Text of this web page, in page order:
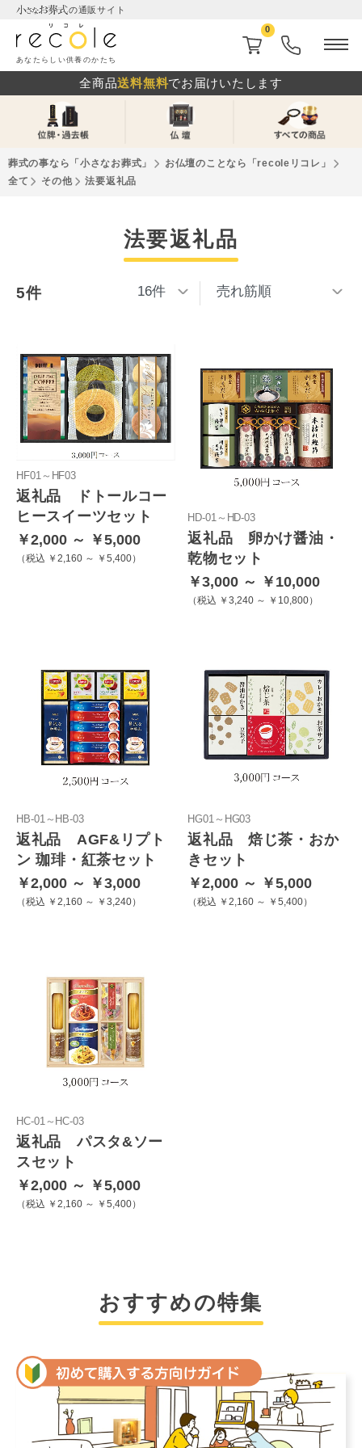
の通販サイト
あなたらしい供養のかたち
0
全商品送料無料でお届けいたします
葬式の事なら「⼩さなお葬式」
お仏壇のことなら「recoleリコレ」
全て
その他 法要返礼品
法要返礼品
5件
HF01～HF03
返礼品 ドトールコー
ヒースイーツセット
￥2,000 ～ ￥5,000
税込 ￥2,160 ～ ￥5,400
HD-01～HD-03
返礼品 卵かけ醤油・
乾物セット
￥3,000 ～ ￥10,000
税込 ￥3,240 ～ ￥10,800
HB-01～HB-03
返礼品 AGF&リプト
ン 珈琲・紅茶セット
￥2,000 ～ ￥3,000
税込 ￥2,160 ～ ￥3,240
HG01～HG03
返礼品 焙じ茶・おか
きセット
￥2,000 ～ ￥5,000
税込 ￥2,160 ～ ￥5,400
HC-01～HC-03
返礼品 パスタ&ソー
スセット
￥2,000 ～ ￥5,000
税込 ￥2,160 ～ ￥5,400
おすすめの特集